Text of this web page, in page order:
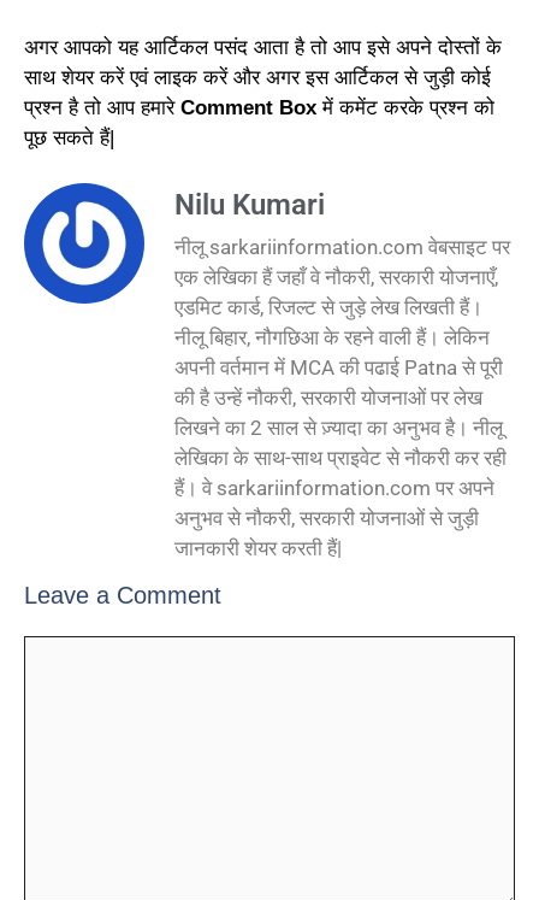
अगर आपको यह आर्टिकल पसंद आता है तो आप इसे अपने दोस्तों के
साथ शेयर करें एवं लाइक करें और अगर इस आर्टिकल से जुड़ी कोई
प्रश्न है तो आप हमारे Comment Box में कमेंट करके प्रश्न को
पूछ सकते हैं|
Nilu Kumari
नीलू sarkariinformation.com वेबसाइट पर
एक लेखिका हैं जहाँ वे नौकरी, सरकारी योजनाएँ,
एडमिट कार्ड, रिजल्ट से जुड़े लेख लिखती हैं।
नीलू बिहार, नौगछिआ के रहने वाली हैं। लेकिन
अपनी वर्तमान में MCA की पढाई Patna से पूरी
की है उन्हें नौकरी, सरकारी योजनाओं पर लेख
लिखने का 2 साल से ज़्यादा का अनुभव है। नीलू
लेखिका के साथ-साथ प्राइवेट से नौकरी कर रही
हैं। वे sarkariinformation.com पर अपने
अनुभव से नौकरी, सरकारी योजनाओं से जुड़ी
जानकारी शेयर करती हैं|
Leave a Comment